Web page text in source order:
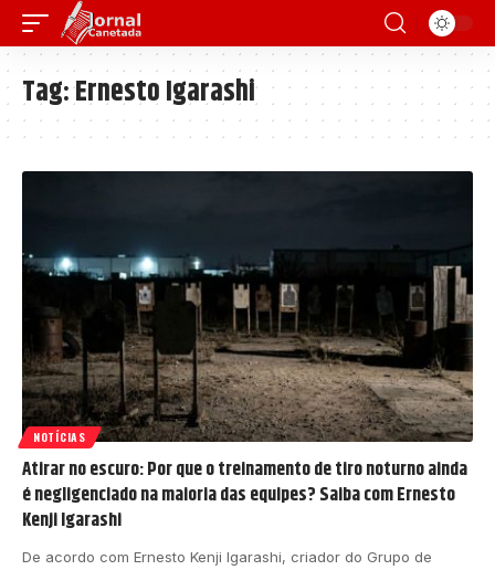
Tag:Ernesto Igarashi
NOTÍCIAS
Atirar no escuro: Por que o treinamento de tiro noturno ainda
é negligenciado na maioria das equipes? Saiba com Ernesto
Kenji Igarashi
De acordo com Ernesto Kenji Igarashi, criador do Grupo de